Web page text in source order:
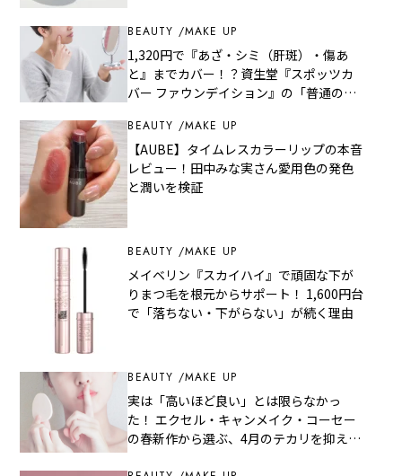
BEAUTY MAKE UP
1,320円で『あざ・シミ（肝斑）・傷あ
と』までカバー！？資生堂『スポッツカ
バー ファウンデイション』の「普通のメ
BEAUTY MAKE UP
【AUBE】タイムレスカラーリップの本音
レビュー！田中みな実さん愛用色の発色
と潤いを検証
BEAUTY MAKE UP
メイベリン『スカイハイ』で頑固な下が
りまつ毛を根元からサポート！ 1,600円台
で「落ちない・下がらない」が続く理由
BEAUTY MAKE UP
実は「高いほど良い」とは限らなかっ
た！ エクセル・キャンメイク・コーセー
の春新作から選ぶ、4月のテカリを抑える